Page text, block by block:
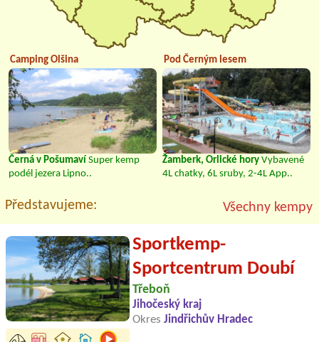
Camping Olšina
Černá v Pošumaví Super kemp
podél jezera Lipno..
Pod Černým lesem
Žamberk, Orlické hory Vybavené
4L chatky, 6L sruby, 2-4L App..
Představujeme: Všechny kempy
Sportkemp-
Sportcentrum Doubí
Třeboň
Jihočeský kraj
Okres Jindřichův Hradec